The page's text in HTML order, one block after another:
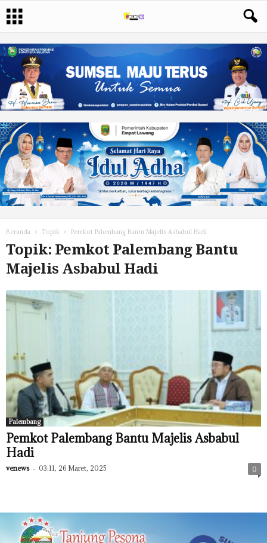
Beranda Topik Pemkot Palembang Bantu Majelis Asbabul Hadi
Topik: Pemkot Palembang Bantu
Majelis Asbabul Hadi
Palembang
Pemkot Palembang Bantu Majelis Asbabul
Hadi
venews - 03:11, 26 Maret, 2025 0